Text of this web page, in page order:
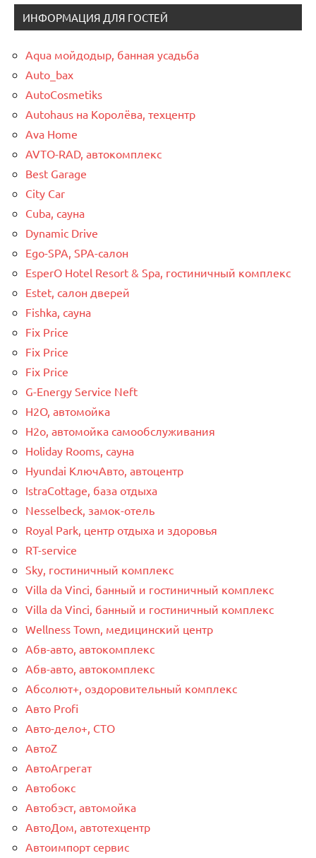
ИНФОРМАЦИЯ ДЛЯ ГОСТЕЙ
Aqua мойдодыр, банная усадьба
Auto_bax
AutoCosmetiks
Autohaus на Королёва, техцентр
Ava Home
AVTO-RAD, автокомплекс
Best Garage
City Car
Cuba, сауна
Dynamic Drive
Ego-SPA, SPA-салон
EsperO Hotel Resort & Spa, гостиничный комплекс
Estet, салон дверей
Fishka, сауна
Fix Price
Fix Price
Fix Price
G-Energy Service Neft
H2O, автомойка
H2o, автомойка самообслуживания
Holiday Rooms, сауна
Hyundai КлючАвто, автоцентр
IstraCottage, база отдыха
Nesselbeck, замок-отель
Royal Park, центр отдыха и здоровья
RT-service
Sky, гостиничный комплекс
Villa da Vinci, банный и гостиничный комплекс
Villa da Vinci, банный и гостиничный комплекс
Wellness Town, медицинский центр
Абв-авто, автокомплекс
Абв-авто, автокомплекс
Абсолют+, оздоровительный комплекс
Авто Profi
Авто-дело+, СТО
АвтоZ
АвтоАгрегат
Автобокс
Автобэст, автомойка
АвтоДом, автотехцентр
Автоимпорт сервис